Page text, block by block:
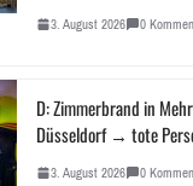
3. August 2026 0
D: Zimmerbrand in
Düsseldorf → tote
3. August 2026 0